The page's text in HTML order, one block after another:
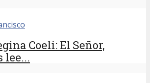
Coeli: El Señor,
lee...